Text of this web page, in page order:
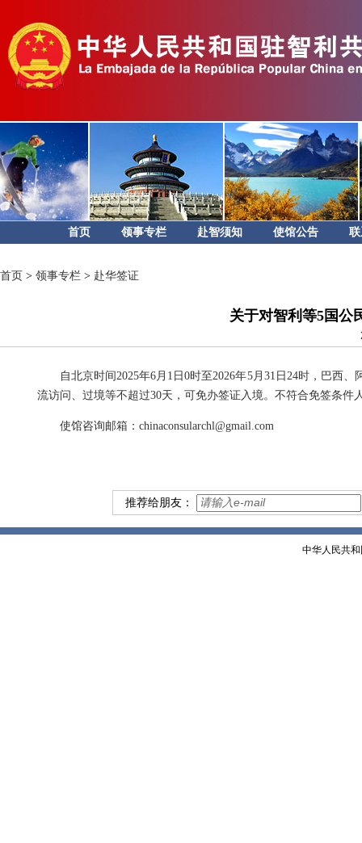
首页 领事专栏 赴智须知 使馆公告
首页 > 领事专栏 > 赴华签证
关于对智利等5国公
自北京时间2025年6月1日0时至2026年5月31日24时，巴西
流访问、过境等不超过30天，可免办签证入境。不符合免签条件
使馆咨询邮箱：chinaconsularchl@gmail.com
推荐给朋友：
中华人民共